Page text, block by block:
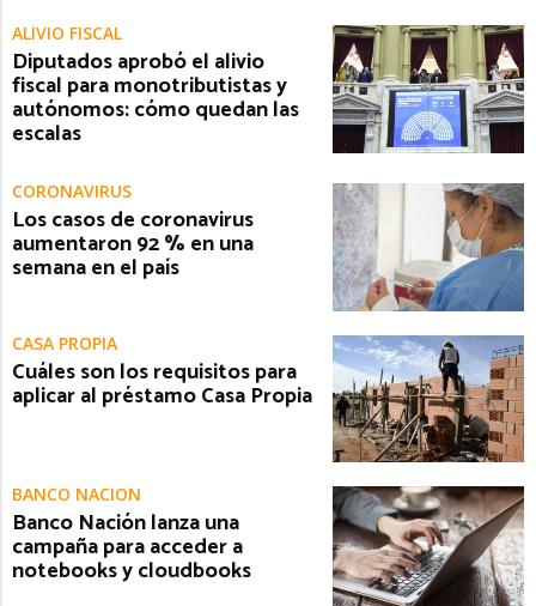
ALIVIO FISCAL
Diputados aprobó el alivio
fiscal para monotributistas y
autónomos: cómo quedan las
escalas
CORONAVIRUS
Los casos de coronavirus
aumentaron 92 % en una
semana en el país
CASA PROPIA
Cuáles son los requisitos para
aplicar al préstamo Casa Propia
BANCO NACION
Banco Nación lanza una
campaña para acceder a
notebooks y cloudbooks